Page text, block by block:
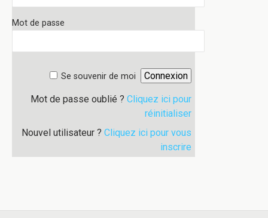
Mot de passe
Se souvenir de moi
Mot de passe oublié ? Cliquez ici pour
réinitialiser
Nouvel utilisateur ? Cliquez ici pour vous
inscrire